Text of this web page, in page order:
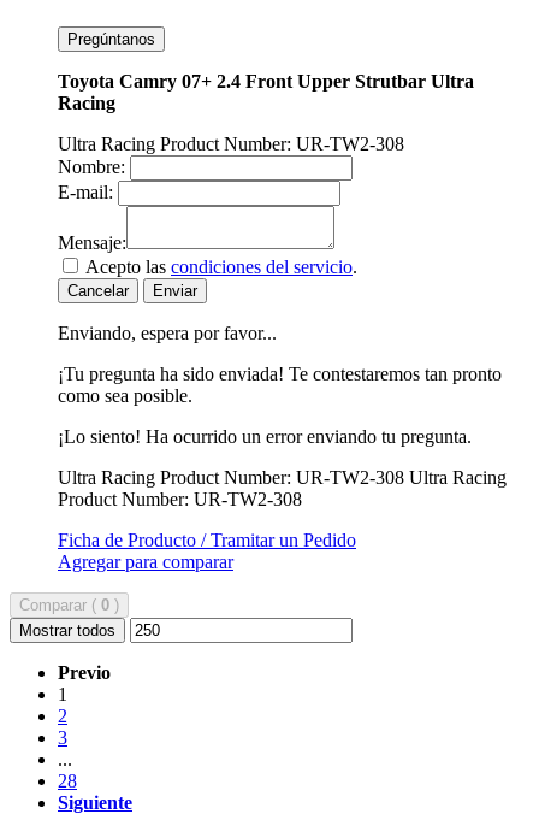
Pregúntanos
Toyota Camry 07+ 2.4 Front Upper Strutbar Ultra
Racing
Ultra Racing Product Number: UR-TW2-308
Nombre:
E-mail:
Mensaje:
Acepto las condiciones del servicio.
Cancelar Enviar
Enviando, espera por favor...
¡Tu pregunta ha sido enviada! Te contestaremos tan pronto
como sea posible.
¡Lo siento! Ha ocurrido un error enviando tu pregunta.
Ultra Racing Product Number: UR-TW2-308 Ultra Racing
Product Number: UR-TW2-308
Ficha de Producto / Tramitar un Pedido
Agregar para comparar
Comparar ( 0 )
Mostrar todos
Previo
1
2
3
...
28
Siguiente